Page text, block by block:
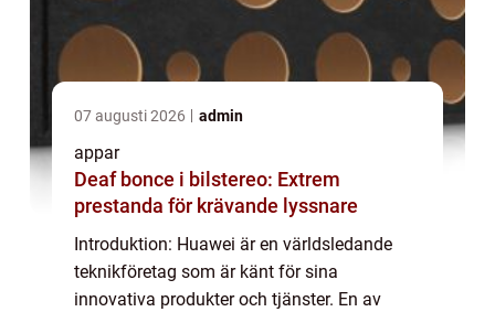
07 augusti 2026 admin
appar
Deaf bonce i bilstereo: Extrem
prestanda för krävande lyssnare
Introduktion: Huawei är en världsledande
teknikföretag som är känt för sina
innovativa produkter och tjänster. En av